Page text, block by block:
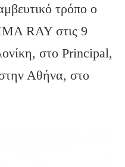
τρόπο ο
RAY στις 9
στο Principal,
Αθήνα, στο